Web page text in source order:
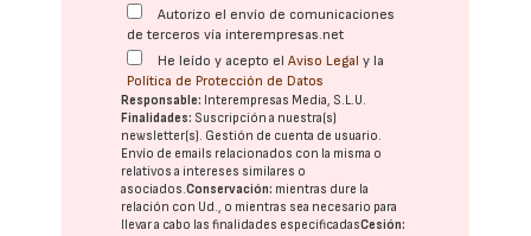
Autorizo el envío de comunicaciones
de terceros vía interempresas.net
He leído y acepto elAviso Legal y la
Política de Protección de Datos
Responsable: Interempresas Media, S.L.U.
Finalidades: Suscripción a nuestra(s)
newsletter(s). Gestión de cuenta de usuario.
Envío de emails relacionados con la misma o
relativos a intereses similares o
asociados.Conservación: mientras dure la
relación con Ud., o mientras sea necesario para
llevar a cabo las finalidades especificadasCesión: